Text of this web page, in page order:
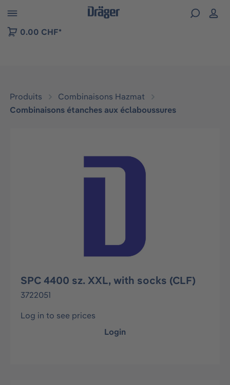
to B2B platform navigation
0.00 CHF*
Produits
Combinaisons Hazmat
Combinaisons étanches aux éclaboussures
Ignorer la galerie d'images
SPC 4400 sz. XXL, with socks (CLF)
3722051
Log in to see prices
Login